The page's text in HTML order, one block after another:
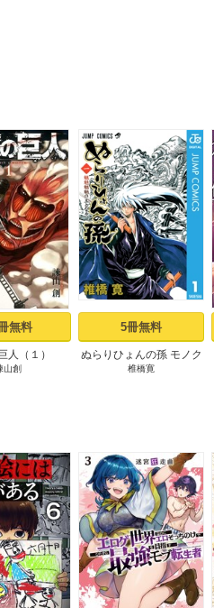
無料
人（１）
山創
5冊無料
ぬらりひょんの孫 モノク
ロ版 1
椎橋寛